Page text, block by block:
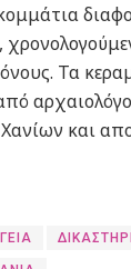
Τα
και